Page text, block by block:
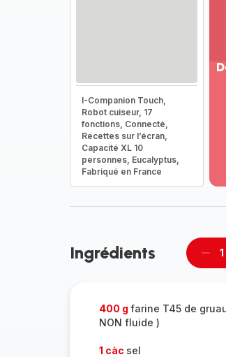
I-Companion Touch,
Robot cuiseur, 17
fonctions, Connecté,
Recettes sur l’écran,
Capacité XL 10
personnes, Eucalyptus,
Fabriqué en France
Ingrédients
400 g farine T45 de
NON fluide )
1 càc sel